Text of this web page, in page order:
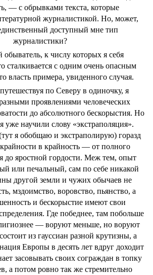
— с обрывками текста, которые
журналистикой. Но, может,
доступный мне тип
журналистики?
к числу которых я себя
сталкивается с одним очень опасным
власть примера, увиденного случая.
по Северу в одиночку, я
проявлениями человеческих
до абсолютного бескорыстия. Но
уже научили слову «экстраполяция».
я обобщаю и экстраполирую) горазд
в крайность — от полного
до яростной гордости. Меж тем, опыт
или печальный, сам по себе никакой
другой земли и чужих обычаев не
мздоимство, воровство, пьянство, а
и бескорыстие имеют свои
Где победнее, там побольше
— воруют меньше, но воруют
из гауссиан разной крутизны, а
Европы в десять лет вдруг доходит
засовывать своих сограждан в топку
а потом ровно так же стремительно